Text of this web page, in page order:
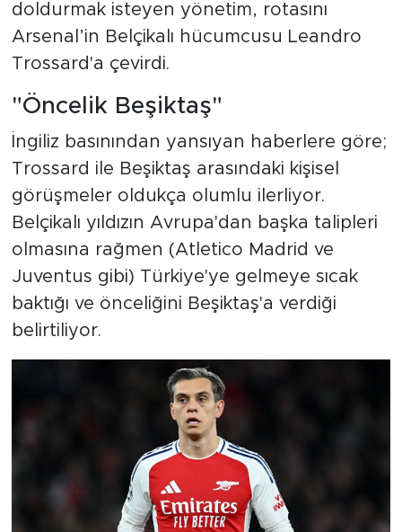
doldurmak isteyen yönetim, rotasını
Arsenal’in Belçikalı hücumcusu Leandro
Trossard'a çevirdi.
"Öncelik Beşiktaş"
İngiliz basınından yansıyan haberlere göre;
Trossard ile Beşiktaş arasındaki kişisel
görüşmeler oldukça olumlu ilerliyor.
Belçikalı yıldızın Avrupa'dan başka talipleri
olmasına rağmen (Atletico Madrid ve
Juventus gibi) Türkiye'ye gelmeye sıcak
baktığı ve önceliğini Beşiktaş'a verdiği
belirtiliyor.